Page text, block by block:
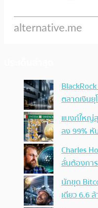
ตลาดเงิน
แบงก์ใหญ่
ลง 99% หั
Charles
ลั่นต้องกา
นักขุด
เดียว 6.6